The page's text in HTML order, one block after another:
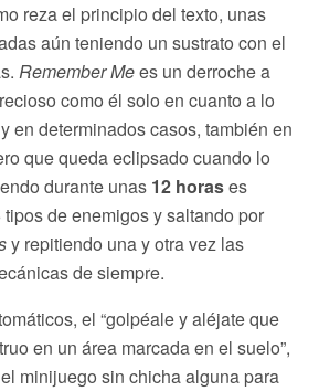
reza el principio del texto, unas
aún teniendo un sustrato con el
Remember Mees un derroche a
como él solo en cuanto a lo
en determinados casos, también en
que queda eclipsado cuando lo
durante unas 12 horases
de enemigos y saltando por
y repitiendo una y otra vez las
de siempre.
el “golpéale y aléjate que
en un área marcada en el suelo”,
minijuego sin chicha alguna para